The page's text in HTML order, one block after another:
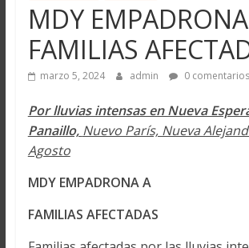
MDY
FAMILIAS
marzo 5, 2024 admin 0 comentarios
Por lluvias intensas en Nueva
Panaillo, Nuevo París, Nueva
Agosto
MDY EMPADRONA A
FAMILIAS AFECTADAS